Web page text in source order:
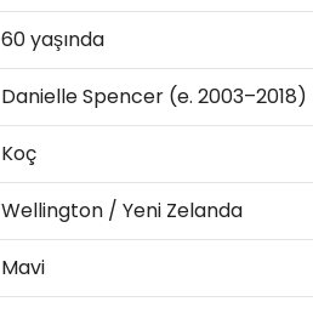
60 yaşında
Danielle Spencer (e. 2003–2018)
Koç
Wellington / Yeni Zelanda
Mavi